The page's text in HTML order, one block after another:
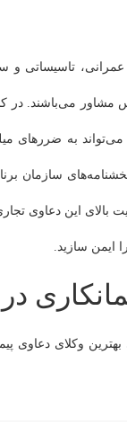
عمرانی، تاسیساتی
مشاور می‌باشند.
می‌تواند به ضررهای
سازمان
بالای این دعاوی
ایمن سازید.
وکلای دعاوی